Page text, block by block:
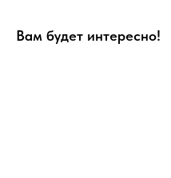
Вам будет интересно!